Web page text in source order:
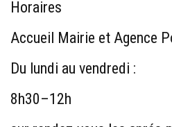
Horaires
Accueil Mairie et Agence
Du lundi au vendredi :
8h30–12h